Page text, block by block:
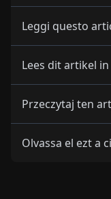
Leggi questo
Lees dit artikel in
Przeczytaj ten
Olvassa el ezt a